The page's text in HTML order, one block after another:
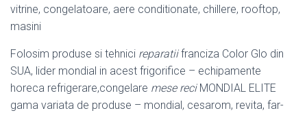
vitrine, congelatoare, aere conditionate, chillere, rooftop,
masini
Folosim produse si tehnici reparatiifranciza Color Glo din
SUA, lider mondial in acest frigorifice – echipamente
horeca refrigerare,congelare mese reciMONDIAL ELITE
gama variata de produse – mondial, cesarom, revita, far-